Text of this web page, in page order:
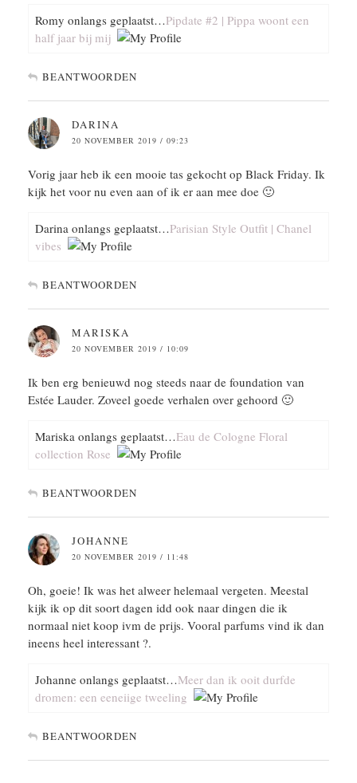
Romy onlangs geplaatst…Pipdate #2 | Pippa woont een
half jaar bij mij
BEANTWOORDEN
DARINA
20 NOVEMBER 2019 / 09:23
Vorig jaar heb ik een mooie tas gekocht op Black Friday. Ik
kijk het voor nu even aan of ik er aan mee doe 🙂
Darina onlangs geplaatst…Parisian Style Outfit | Chanel
vibes
BEANTWOORDEN
MARISKA
20 NOVEMBER 2019 / 10:09
Ik ben erg benieuwd nog steeds naar de foundation van
Estée Lauder. Zoveel goede verhalen over gehoord 🙂
Mariska onlangs geplaatst…Eau de Cologne Floral
collection Rose
BEANTWOORDEN
JOHANNE
20 NOVEMBER 2019 / 11:48
Oh, goeie! Ik was het alweer helemaal vergeten. Meestal
kijk ik op dit soort dagen idd ook naar dingen die ik
normaal niet koop ivm de prijs. Vooral parfums vind ik dan
ineens heel interessant ?.
Johanne onlangs geplaatst…Meer dan ik ooit durfde
dromen: een eeneiige tweeling
BEANTWOORDEN